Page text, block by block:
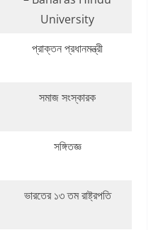
University
প্রাক্তন প্রধানমন্ত্রী
সমাজ সংস্কারক
সঙ্গিতজ্ঞ
ভারতের ১৩ তম রাষ্ট্রপতি